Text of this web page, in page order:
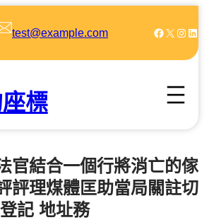
test@example.com Facebook X Instagram LinkedIn
標
官結合一個行將消亡的傢
評理煤體匡助當局關註切
記 地址務